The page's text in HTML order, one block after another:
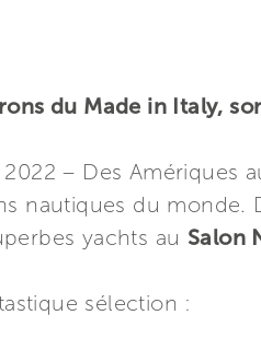
du Made in Italy,
2022 – Des
nautiques du
yachts au Salon
sélection :